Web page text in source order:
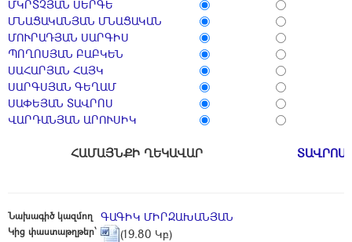
ՄԿՐՏՉՅԱՆ ՍԵՐԳԵ
ՄՆԱՑԱԿԱՆՅԱՆ ՄՆԱՑԱԿԱՆ
ՄՈՒՐԱԴՅԱՆ ՍԱՐԳԻՍ
ՊՈՂՈՍՅԱՆ ԲԱԲԿԵՆ
ՍԱՀԱՐՅԱՆ ՀԱՅԿ
ՍԱՐԳՍՅԱՆ ԳԵՂԱՄ
ՍԱՓԵՅԱՆ ՏԱՎՐՈՍ
ՎԱՐԴԱՆՅԱՆ ԱՐՈՒՍԻԿ
ՀԱՄԱՅՆՔԻ ՂԵԿԱՎԱՐ ՏԱՎՐՈՍ
Նախագիծ կազմող ԳԱԳԻԿ ՄԻՐԶԱԽԱՆՅԱՆ
Կից փաստաթղթեր՝ (19.80 Կբ)